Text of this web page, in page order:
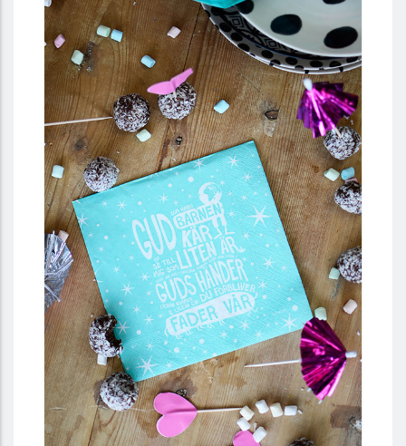
Servetter - Gud som haver barnen kär...